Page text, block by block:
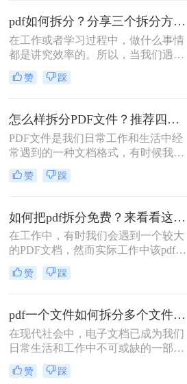
分任务。
pdf如何拆分？分享三个拆分方法！
在工作或者学习过程中，做什么事情
都是讲究效率的。所以，当我们遇到
内容又多篇幅又长的PDF文件时，根
本来不及花太多时间去仔细阅读，这
多个文件以便我们快速查阅。那么有
没有更加简便高效的方法可以让我们
实现这一操作呢？今天我就推荐三个
实用的方法来教你pdf如何拆分，让你
快速提高文件处理效率。
赞 踩
怎么样拆分PDF文件？推荐四个拆分PDF方法！
PDF文件是我们日常工作和生活中经
常遇到的一种文档格式，有时候我们
需要对PDF文件进行拆分，以便更好
地管理和处理。本文将为您详细介绍
理和使用。
赞 踩
如何把pdf拆分免费？来看看这2个PDF拆分方法！
在工作中，有时我们会遇到一个较大
的PDF文档，然而实际工作中该pdf文
档的内容是分模块处理的。这时我们
就可以使用PDF拆分功能，将整个
文档，方便工作中文档的传输处理和
重要内容的查找。下面我们就将介绍
如何把pdf拆分免费方法，希望能给读
者的工作带来方便。
赞 踩
pdf一个文件如何拆分多个文件？教你4招高效又简单！
在现代社会中，电子文档已成为我们
日常生活和工作中不可或缺的一部
分。而PDF文件是最常见和流行的电
子文档格式之一。但有时我们可能会
赞 踩